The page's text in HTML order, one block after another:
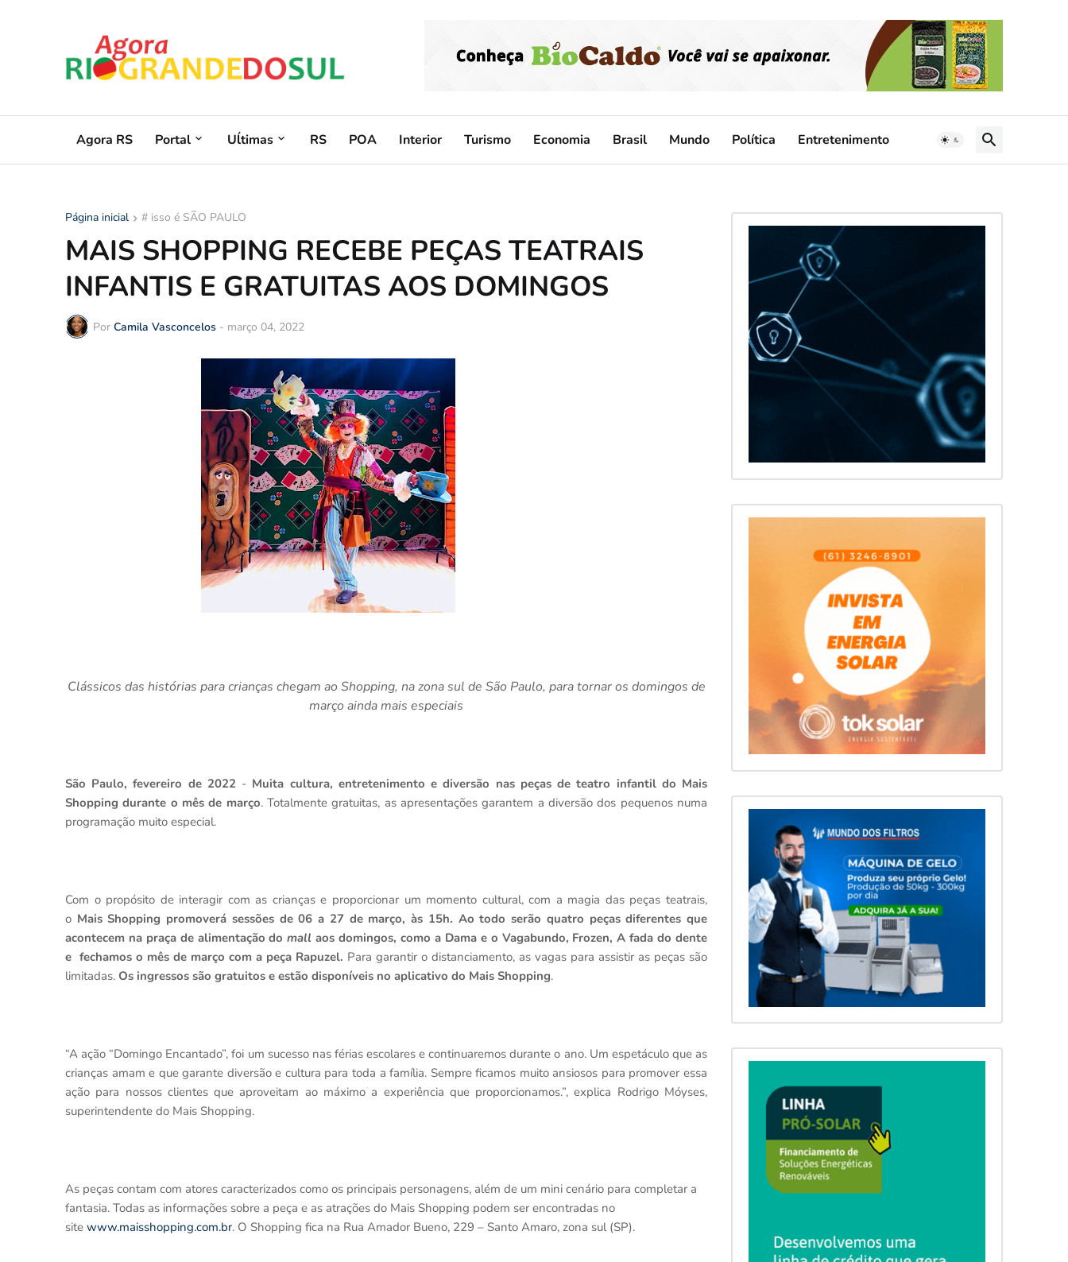
Agora RS Portal Uĺtimas RS POA Interior Turismo Economia Brasil Mundo Política Entretenimento
Página inicial # isso é SÃO PAULO
MAIS SHOPPING RECEBE PEÇAS TEATRAIS
INFANTIS E GRATUITAS AOS DOMINGOS
Por Camila Vasconcelos - março 04, 2022
Clássicos das histórias para crianças chegam ao Shopping, na zona sul de São Paulo, para tornar os domingos de
março ainda mais especiais
São Paulo, fevereiro de 2022- Muita cultura, entretenimento e diversão nas peças de teatro infantil do Mais
Shopping durante o mês de março. Totalmente gratuitas, as apresentações garantem a diversão dos pequenos numa
programação muito especial.
Com o propósito de interagir com as crianças e proporcionar um momento cultural, com a magia das peças teatrais,
o Mais Shopping promoverá sessões de 06 a 27 de março, às 15h. Ao todo serão quatro peças diferentes que
acontecem na praça de alimentação domall aos domingos, como a Dama e o Vagabundo, Frozen, A fada do dente
e fechamos o mês de março com a peça Rapuzel. Para garantir o distanciamento, as vagas para assistir as peças são
limitadas. Os ingressos são gratuitos e estão disponíveis no aplicativo do Mais Shopping.
“A ação “Domingo Encantado”, foi um sucesso nas férias escolares e continuaremos durante o ano. Um espetáculo que as
crianças amam e que garante diversão e cultura para toda a família. Sempre ficamos muito ansiosos para promover essa
ação para nossos clientes que aproveitam ao máximo a experiência que proporcionamos.”, explica Rodrigo Móyses,
superintendente do Mais Shopping.
As peças contam com atores caracterizados como os principais personagens, além de um mini cenário para completar a
fantasia. Todas as informações sobre a peça e as atrações do Mais Shopping podem ser encontradas no
site www.maisshopping.com.br. O Shopping fica na Rua Amador Bueno, 229 – Santo Amaro, zona sul (SP).